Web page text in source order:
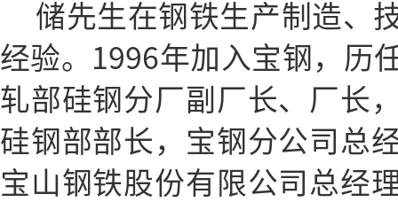
储先生在钢铁生产制造、
经验。1996年加入宝钢，历
轧部硅钢分厂副厂长、厂长
硅钢部部长，宝钢分公司总
宝山钢铁股份有限公司总经